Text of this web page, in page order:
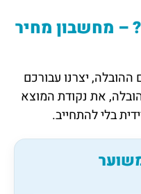
– מחשבון מחיר
יצרנו עבורכם
את נקודת המוצא
בלי להתחייב.